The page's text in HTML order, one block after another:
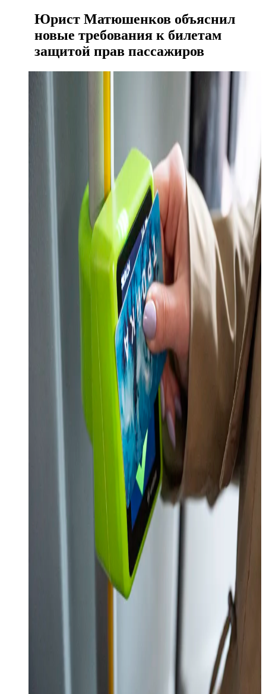
Юрист Матюшенков объяснил
новые требования к билетам
защитой прав пассажиров